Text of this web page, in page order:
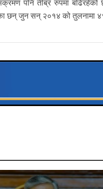
पनि तीब्र रुपमा
छन् जुन सन् २०१४ को तुलनामा